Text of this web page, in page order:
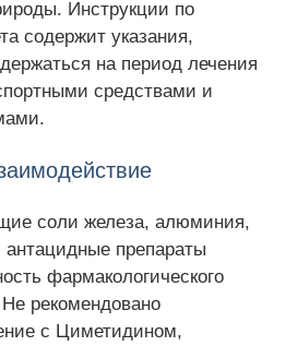
Инструкции по
содержит указания,
на период лечения
средствами и
соли железа, алюминия,
антацидные препараты
фармакологического
рекомендовано
с Циметидином,